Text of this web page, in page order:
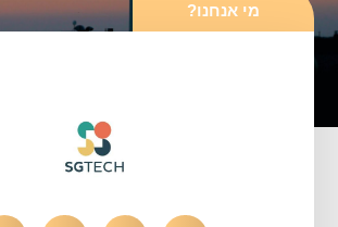
מי אנחנו?